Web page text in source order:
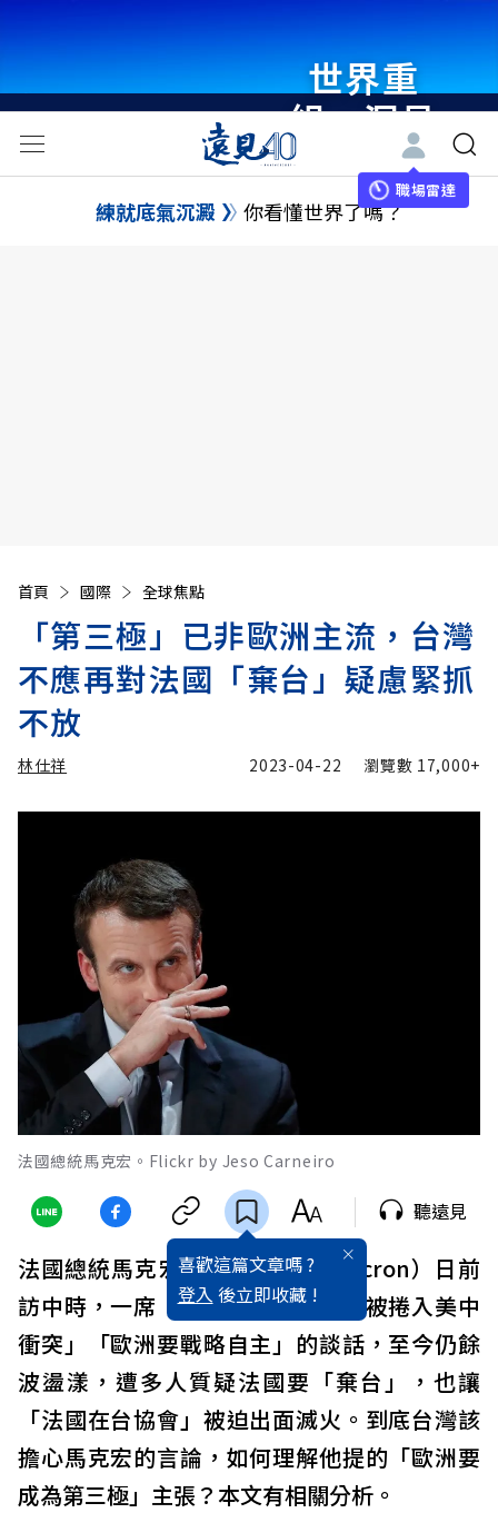
世界重
組・洞見
未來 與
世界領袖
職場雷達
練就底氣沉澱 你看懂世界了嗎？
首頁 國際 全球焦點
「第三極」已非歐洲主流，台灣
不應再對法國「棄台」疑慮緊抓
不放
林仕祥 2023-04-22 瀏覽數 17,000+
法國總統馬克宏。Flickr by Jeso Carneiro
喜歡這篇文章嗎 ?
登入 後立即收藏 !
聽遠見
法國總統馬克宏（Emmanuel Macron）日前
訪中時，一席「歐洲要避免因台灣被捲入美中
衝突」「歐洲要戰略自主」的談話，至今仍餘
波盪漾，遭多人質疑法國要「棄台」，也讓
「法國在台協會」被迫出面滅火。到底台灣該
擔心馬克宏的言論，如何理解他提的「歐洲要
成為第三極」主張？本文有相關分析。